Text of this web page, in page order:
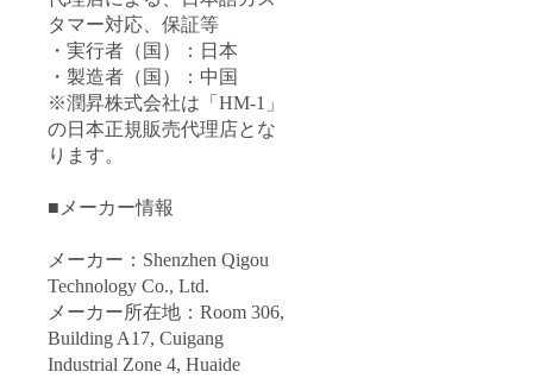
タマー対応、保証等
・実行者（国）：日本
・製造者（国）：中国
※潤昇株式会社は「HM-1」
の日本正規販売代理店とな
ります。
■メーカー情報
メーカー：Shenzhen Qigou
Technology Co., Ltd.
メーカー所在地：Room 306,
Building A17, Cuigang
Industrial Zone 4, Huaide